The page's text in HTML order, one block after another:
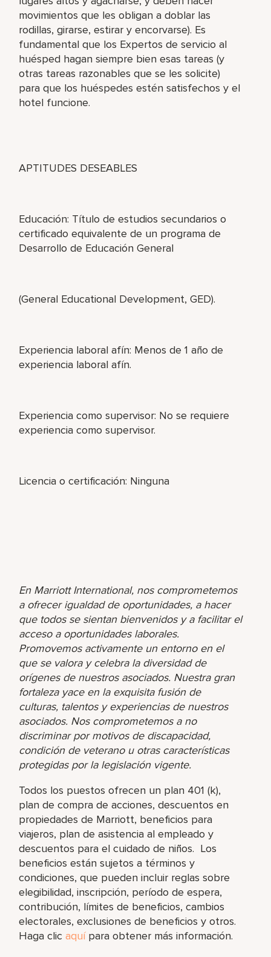
movimientos que les obligan a doblar las
rodillas, girarse, estirar y encorvarse). Es
fundamental que los Expertos de servicio al
huésped hagan siempre bien esas tareas (y
otras tareas razonables que se les solicite)
para que los huéspedes estén satisfechos y el
hotel funcione.
APTITUDES DESEABLES
Educación: Título de estudios secundarios o
certificado equivalente de un programa de
Desarrollo de Educación General
(General Educational Development, GED).
Experiencia laboral afín: Menos de 1 año de
experiencia laboral afín.
Experiencia como supervisor: No se requiere
experiencia como supervisor.
Licencia o certificación: Ninguna
En Marriott International, nos comprometemos
a ofrecer igualdad de oportunidades, a hacer
que todos se sientan bienvenidos y a facilitar el
acceso a oportunidades laborales.
Promovemos activamente un entorno en el
que se valora y celebra la diversidad de
orígenes de nuestros asociados. Nuestra gran
fortaleza yace en la exquisita fusión de
culturas, talentos y experiencias de nuestros
asociados. Nos comprometemos a no
discriminar por motivos de discapacidad,
condición de veterano u otras características
protegidas por la legislación vigente.
Todos los puestos ofrecen un plan 401 (k),
plan de compra de acciones, descuentos en
propiedades de Marriott, beneficios para
viajeros, plan de asistencia al empleado y
descuentos para el cuidado de niños. Los
beneficios están sujetos a términos y
condiciones, que pueden incluir reglas sobre
elegibilidad, inscripción, período de espera,
contribución, límites de beneficios, cambios
electorales, exclusiones de beneficios y otros.
Haga clicaquípara obtener más información.